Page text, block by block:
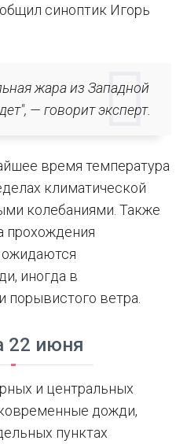
синоптик Игорь
жара из Западной
— говорит эксперт.
время температура
климатической
колебаниями. Также
прохождения
иногда в
порывистого ветра.
22 июня
и центральных
дожди,
пунктах